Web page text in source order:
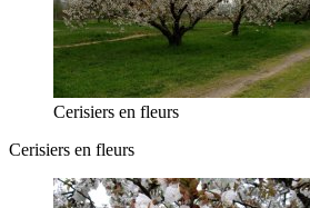
Cerisiers en fleurs
Cerisiers en fleurs